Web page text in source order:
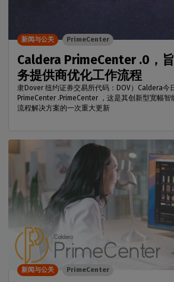
Caldera PrimeCenter .0，
务提供商优化工作流程
隶Dover 纽约证券交易所代码：DOV）Caldera今
PrimeCenter .PrimeCenter ，这是其创新型宽幅
流程解决方案的一次重大更新
新闻与公关 PrimeCenter
新闻与公关 PrimeCenter